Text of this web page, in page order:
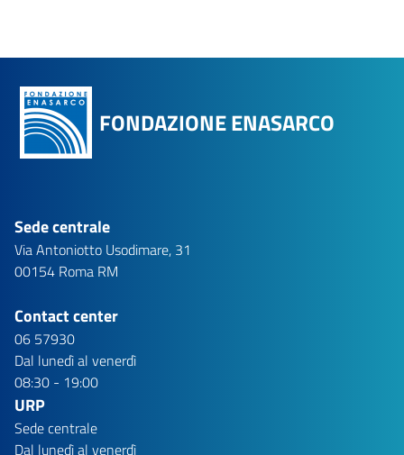
FONDAZIONE ENASARCO
Sede centrale
Via Antoniotto Usodimare, 31
00154 Roma RM
Contact center
06 57930
Dal lunedì al venerdì
08:30 - 19:00
URP
Sede centrale
Dal lunedì al venerdì